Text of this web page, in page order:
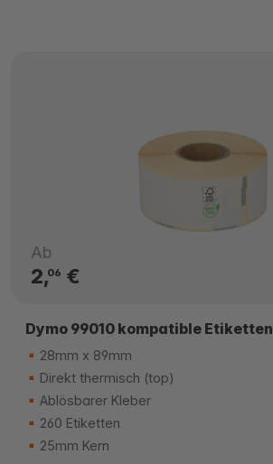
Ab
2,06 €
Dymo 99010 kompatible Etiketten
28mm x 89mm
Direkt thermisch (top)
Ablösbarer Kleber
260 Etiketten
25mm Kern